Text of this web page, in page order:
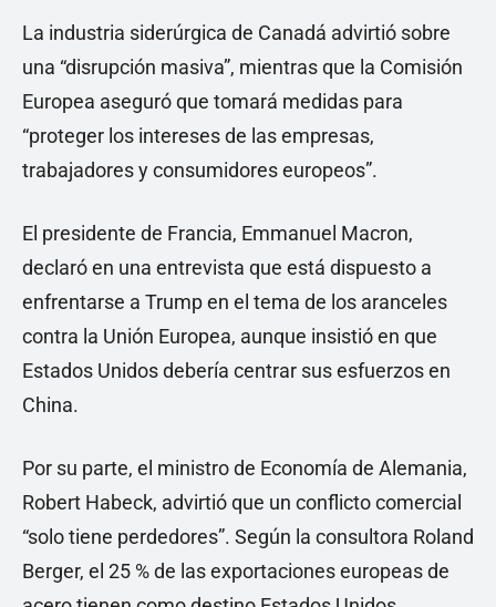
La industria siderúrgica de Canadá advirtió sobre
una “disrupción masiva”, mientras que la Comisión
Europea aseguró que tomará medidas para
“proteger los intereses de las empresas,
trabajadores y consumidores europeos”.
El presidente de Francia, Emmanuel Macron,
declaró en una entrevista que está dispuesto a
enfrentarse a Trump en el tema de los aranceles
contra la Unión Europea, aunque insistió en que
Estados Unidos debería centrar sus esfuerzos en
China.
Por su parte, el ministro de Economía de Alemania,
Robert Habeck, advirtió que un conflicto comercial
“solo tiene perdedores”. Según la consultora Roland
Berger, el 25 % de las exportaciones europeas de